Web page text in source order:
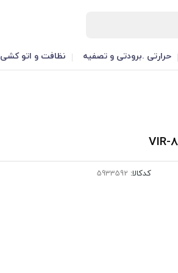
حرارتی .برودتی و تصفیه نظافت و اتو کشی
کدکالا: